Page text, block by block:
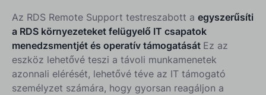
Az RDS Remote Support testreszabott a egyszerűsíti
a RDS környezeteket felügyelő IT csapatok
menedzsmentjét és operatív támogatását Ez az
eszköz lehetővé teszi a távoli munkamenetek
azonnali elérését, lehetővé téve az IT támogató
személyzet számára, hogy gyorsan reagáljon a